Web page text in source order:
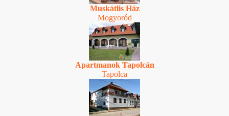
Muskátlis Ház
Mogyoród
Apartmanok Tapolcán
Tapolca